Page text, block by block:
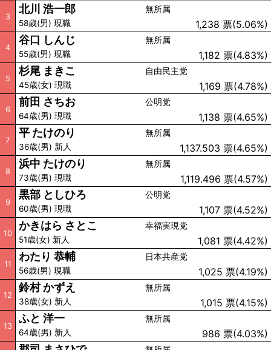
3
北川 浩一郎
58歳(男) 現職
無所属
1,238 票(5.06%)
4
谷口 しんじ
55歳(男) 現職
無所属
1,182 票(4.83%)
5
杉尾 まきこ
45歳(女) 現職
自由民主党
1,169 票(4.78%)
6
前田 さちお
64歳(男) 現職
公明党
1,138 票(4.65%)
7
平 たけのり
36歳(男) 新人
無所属
1,137.503 票(4.65%)
8
浜中 たけのり
73歳(男) 現職
無所属
1,119.496 票(4.57%)
9
黒部 としひろ
60歳(男) 現職
公明党
1,107 票(4.52%)
10
かきはら さとこ
51歳(女) 新人
幸福実現党
1,081 票(4.42%)
11
わたり 恭輔
56歳(男) 現職
日本共産党
1,025 票(4.19%)
12
鈴村 かずえ
38歳(女) 新人
無所属
1,015 票(4.15%)
13
ふと 洋一
64歳(男) 新人
無所属
986 票(4.03%)